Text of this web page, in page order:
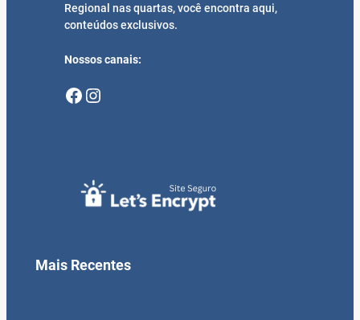
Regional nas quartas, você encontra aqui,
conteúdos exclusivos.
Nossos canais:
Facebook Instagram
Mais Recentes